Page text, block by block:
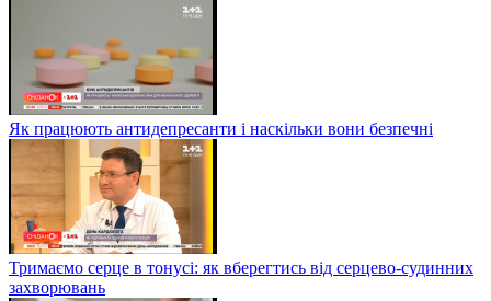
Як працюють антидепресанти і наскільки вони безпечні
Тримаємо серце в тонусі: як вберегтись від серцево-судинних
захворювань